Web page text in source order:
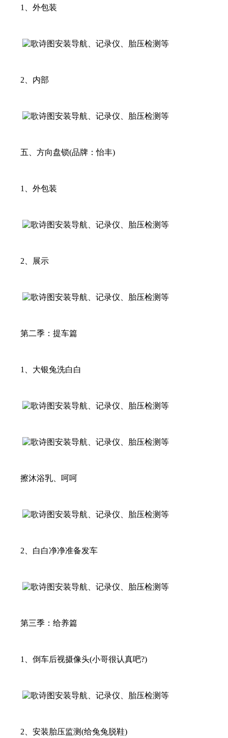
1、外包装
2、内部
五、方向盘锁(品牌：怡丰)
1、外包装
2、展示
第二季：提车篇
1、大银兔洗白白
擦沐浴乳、呵呵
2、白白净净准备发车
第三季：给养篇
1、倒车后视摄像头(小哥很认真吧?)
2、安装胎压监测(给兔兔脱鞋)